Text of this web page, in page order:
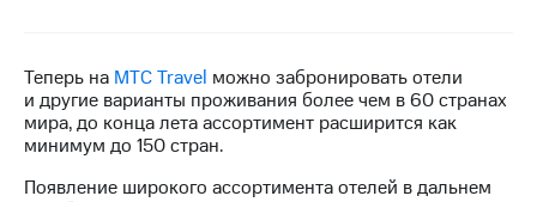
Финансовая
отчетность
Контакты
Новости
Теперь на МТС Travel можно забронировать отели
и другие варианты проживания более чем в 60 странах
мира, до конца лета ассортимент расширится как
минимум до 150 стран.
Появление широкого ассортимента отелей в дальнем